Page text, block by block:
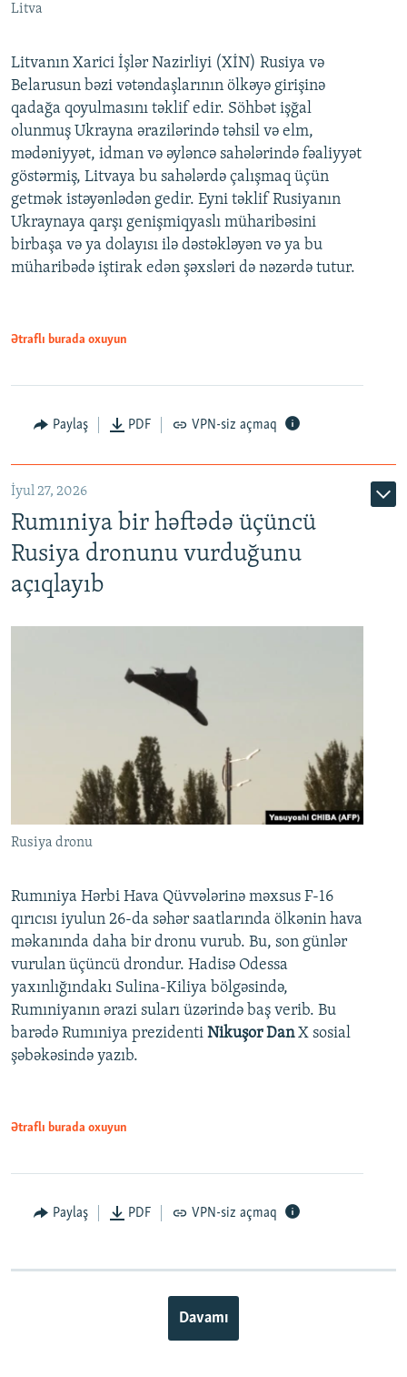
Litva
Litvanın Xarici İşlər Nazirliyi (XİN) Rusiya və
Belarusun bəzi vətəndaşlarının ölkəyə girişinə
qadağa qoyulmasını təklif edir. Söhbət işğal
olunmuş Ukrayna ərazilərində təhsil və elm,
mədəniyyət, idman və əyləncə sahələrində fəaliyyət
göstərmiş, Litvaya bu sahələrdə çalışmaq üçün
getmək istəyənlədən gedir. Eyni təklif Rusiyanın
Ukraynaya qarşı genişmiqyaslı müharibəsini
birbaşa və ya dolayısı ilə dəstəkləyən və ya bu
müharibədə iştirak edən şəxsləri də nəzərdə tutur.
Ətraflı burada oxuyun
Paylaş PDF VPN-siz açmaq
İyul 27, 2026
Rumıniya bir həftədə üçüncü
Rusiya dronunu vurduğunu
açıqlayıb
Rusiya dronu
Rumıniya Hərbi Hava Qüvvələrinə məxsus F-16
qırıcısı iyulun 26-da səhər saatlarında ölkənin hava
məkanında daha bir dronu vurub. Bu, son günlər
vurulan üçüncü drondur. Hadisə Odessa
yaxınlığındakı Sulina-Kiliya bölgəsində,
Rumıniyanın ərazi suları üzərində baş verib. Bu
barədə Rumıniya prezidenti Nikuşor DanX sosial
şəbəkəsində yazıb.
Ətraflı burada oxuyun
Paylaş PDF VPN-siz açmaq
Davamı